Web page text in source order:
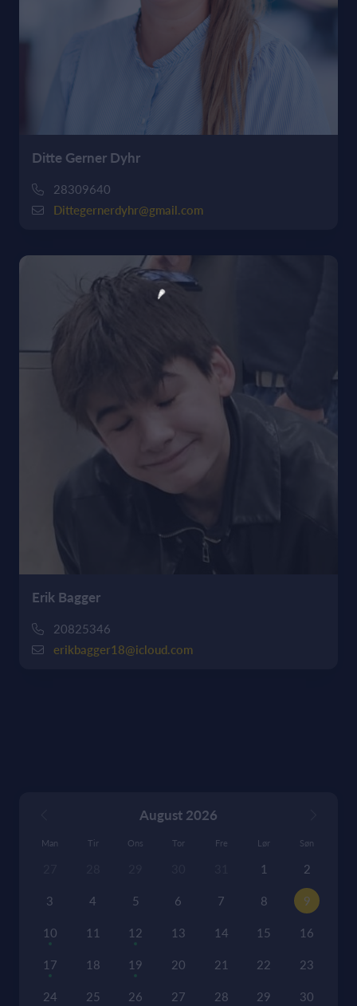
Ditte Gerner Dyhr
28309640
Dittegernerdyhr@gmail.com
Erik Bagger
20825346
erikbagger18@icloud.com
August 2026
Man Tir Ons Tor Fre Lør Søn
1 2
3 4 5 6 7 8 9
10 11 12 13 14 15 16
17 18 19 20 21 22 23
24 25 26 27 28 29 30